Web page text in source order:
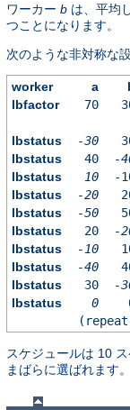
ワーカー b は、平均
つことになります。
次のような非対称な
worker a
lbfactor
70
lbstatus -30
lbstatus
40
-
lbstatus
10
-
lbstatus
-20
lbstatus
-50
lbstatus
20
-
lbstatus
-10
lbstatus
-40
lbstatus
30
-
lbstatus
0
スケジュールは 10
まばらに選ばれます。